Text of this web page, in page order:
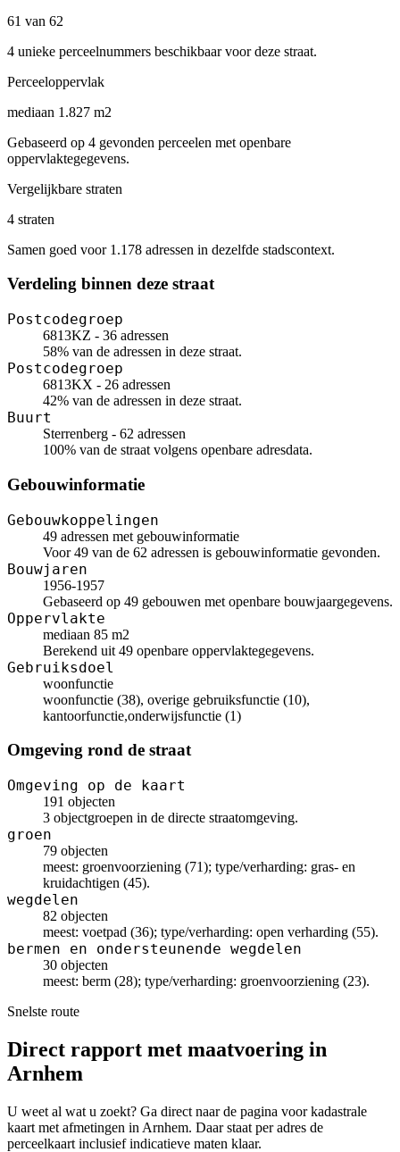
61 van 62
4 unieke perceelnummers beschikbaar voor deze straat.
Perceeloppervlak
mediaan 1.827 m2
Gebaseerd op 4 gevonden perceelen met openbare
oppervlaktegegevens.
Vergelijkbare straten
4 straten
Samen goed voor 1.178 adressen in dezelfde stadscontext.
Verdeling binnen deze straat
Postcodegroep
6813KZ - 36 adressen
58% van de adressen in deze straat.
Postcodegroep
6813KX - 26 adressen
42% van de adressen in deze straat.
Buurt
Sterrenberg - 62 adressen
100% van de straat volgens openbare adresdata.
Gebouwinformatie
Gebouwkoppelingen
49 adressen met gebouwinformatie
Voor 49 van de 62 adressen is gebouwinformatie gevonden.
Bouwjaren
1956-1957
Gebaseerd op 49 gebouwen met openbare bouwjaargegevens.
Oppervlakte
mediaan 85 m2
Berekend uit 49 openbare oppervlaktegegevens.
Gebruiksdoel
woonfunctie
woonfunctie (38), overige gebruiksfunctie (10),
kantoorfunctie,onderwijsfunctie (1)
Omgeving rond de straat
Omgeving op de kaart
191 objecten
3 objectgroepen in de directe straatomgeving.
groen
79 objecten
meest: groenvoorziening (71); type/verharding: gras- en
kruidachtigen (45).
wegdelen
82 objecten
meest: voetpad (36); type/verharding: open verharding (55).
bermen en ondersteunende wegdelen
30 objecten
meest: berm (28); type/verharding: groenvoorziening (23).
Snelste route
Direct rapport met maatvoering in
Arnhem
U weet al wat u zoekt? Ga direct naar de pagina voor kadastrale
kaart met afmetingen in Arnhem. Daar staat per adres de
perceelkaart inclusief indicatieve maten klaar.